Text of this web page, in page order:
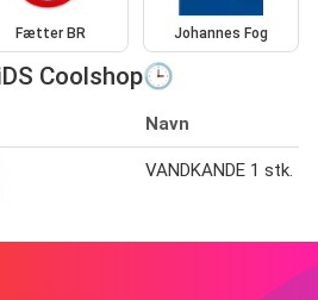
Fætter BR Johannes Fog
Coolshop🕒
Navn
VANDKANDE 1 stk.